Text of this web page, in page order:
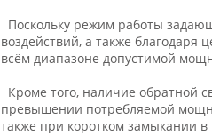
Поскольку режим работы
воздействий, а также
всём диапазоне допустимой
Кроме того, наличие обратной
превышении потребляемой
также при коротком замыкании